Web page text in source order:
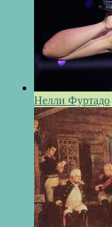
Нелли Фуртадо